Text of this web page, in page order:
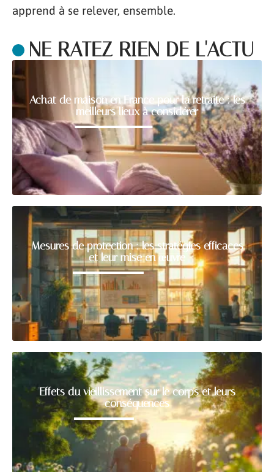
apprend à se relever, ensemble.
NE RATEZ RIEN DE L'ACTU
Achat de maison en France pour la retraite : les
meilleurs lieux à considérer
Mesures de protection : les stratégies efficaces
et leur mise en œuvre
Effets du vieillissement sur le corps et leurs
conséquences